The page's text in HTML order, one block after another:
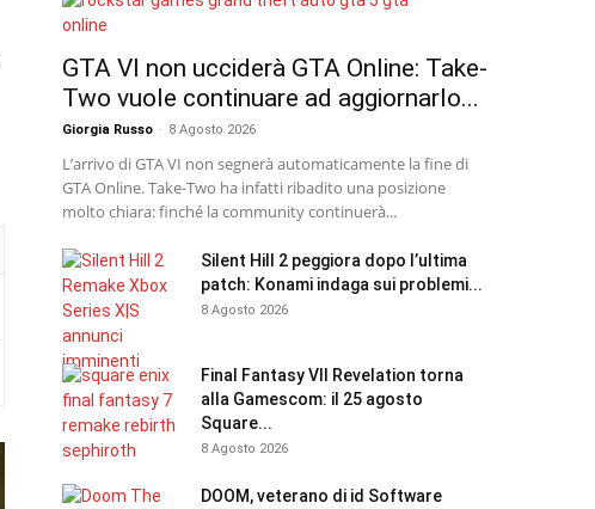
GTA VI non ucciderà GTA Online: Take-
Two vuole continuare ad aggiornarlo...
Giorgia Russo - 8 Agosto 2026
L’arrivo di GTA VI non segnerà automaticamente la fine di
GTA Online. Take-Two ha infatti ribadito una posizione
molto chiara: finché la community continuerà...
Silent Hill 2 peggiora dopo l’ultima
patch: Konami indaga sui problemi...
8 Agosto 2026
Final Fantasy VII Revelation torna
alla Gamescom: il 25 agosto
Square...
8 Agosto 2026
DOOM, veterano di id Software